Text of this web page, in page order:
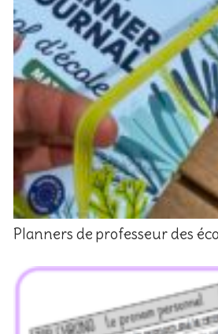
Planners de professeur des